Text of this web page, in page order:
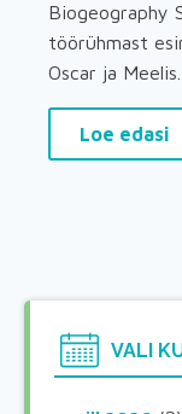
Biogeography
töörühmast
Oscar ja
Loe edasi
VALI